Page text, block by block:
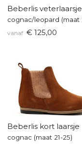
Beberlis veterlaarsje
vanaf € 125,00
Beberlis kort laarsje
cognac (maat 21-25)